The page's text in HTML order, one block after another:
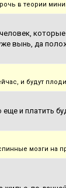
в теории
вынь, да
и будут
и платить
мозги на